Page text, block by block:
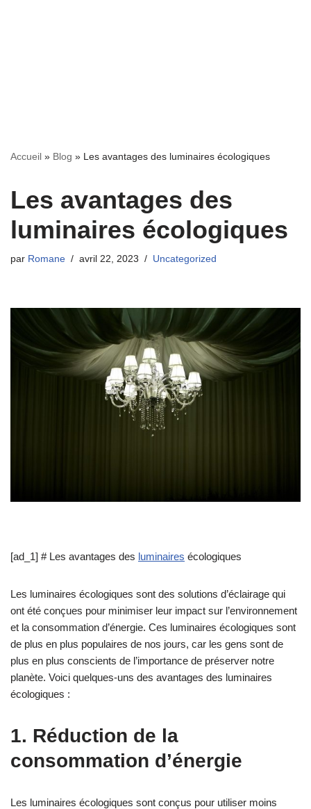
Accueil » Blog » Les avantages des luminaires écologiques
Les avantages des
luminaires écologiques
par Romane avril 22, 2023 Uncategorized
[ad_1] # Les avantages des luminaires écologiques
Les luminaires écologiques sont des solutions d’éclairage qui
ont été conçues pour minimiser leur impact sur l’environnement
et la consommation d’énergie. Ces luminaires écologiques sont
de plus en plus populaires de nos jours, car les gens sont de
plus en plus conscients de l’importance de préserver notre
planète. Voici quelques-uns des avantages des luminaires
écologiques :
1. Réduction de la
consommation d’énergie
Les luminaires écologiques sont conçus pour utiliser moins